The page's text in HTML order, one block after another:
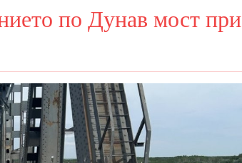
по Дунав мост при